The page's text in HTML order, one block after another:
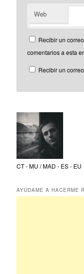
Web
Recibir un
comentarios a esta
Recibir un
CT - MU / MAD - ES - EU
AYÚDAME A HACERME